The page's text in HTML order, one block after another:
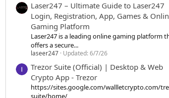
Laser247 – Ultimate Guide to Laser247
Login, Registration, App, Games &
Gaming Platform
Laser247 is a leading online gaming platform
offers a secure...
laseer247 Updated:6/7/26
Trezor Suite (Official) | Desktop & Web
Crypto App - Trezor
https://sites.google.com/wallletcrypto.com/
suite/home/